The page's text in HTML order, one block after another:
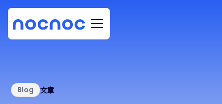
Blog 文章